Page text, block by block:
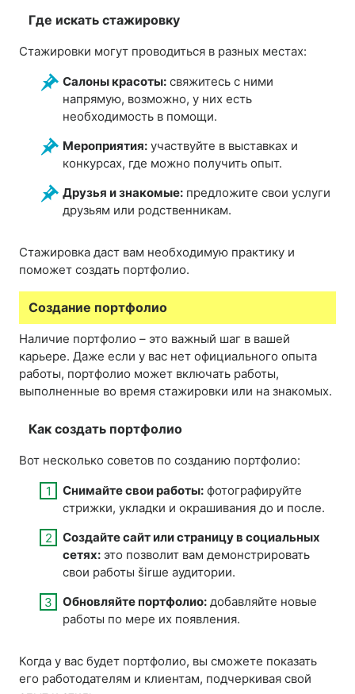
Где искать стажировку
Стажировки могут проводиться в разных местах:
Салоны красоты: свяжитесь с ними
напрямую, возможно, у них есть
необходимость в помощи.
Мероприятия: участвуйте в выставках и
конкурсах, где можно получить опыт.
Друзья и знакомые: предложите свои услуги
друзьям или родственникам.
Стажировка даст вам необходимую практику и
поможет создать портфолио.
Создание портфолио
Наличие портфолио – это важный шаг в вашей
карьере. Даже если у вас нет официального опыта
работы, портфолио может включать работы,
выполненные во время стажировки или на знакомых.
Как создать портфолио
Вот несколько советов по созданию портфолио:
Снимайте свои работы: фотографируйте
стрижки, укладки и окрашивания до и после.
Создайте сайт или страницу в социальных
сетях: это позволит вам демонстрировать
свои работы širше аудитории.
Обновляйте портфолио: добавляйте новые
работы по мере их появления.
Когда у вас будет портфолио, вы сможете показать
его работодателям и клиентам, подчеркивая свой